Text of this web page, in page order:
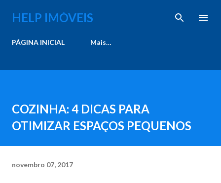
Pular para o conteúdo principal
HELP IMÓVEIS
PÁGINA INICIAL Mais…
COZINHA: 4 DICAS PARA
OTIMIZAR ESPAÇOS PEQUENOS
novembro 07, 2017